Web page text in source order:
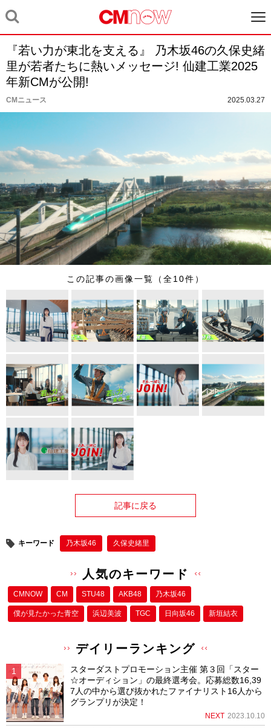
『若い力が東北を支える』 乃木坂46の久保史緒
里が若者たちに熱いメッセージ! 仙建工業2025
年新CMが公開!
CMニュース 2025.03.27
この記事の画像一覧（全10件）
記事に戻る
キーワード 乃木坂46 久保史緒里
人気のキーワード
CMNOW CM STU48 AKB48 乃木坂46
僕が⾒たかった⻘空 浜辺美波 TGC 日向坂46 新垣結衣
デイリーランキング
スターダストプロモーション主催 第３回「スター
☆オーディション」の最終選考会。応募総数16,39
7人の中から選び抜かれたファイナリスト16人から
グランプリが決定！
NEXT 2023.10.10